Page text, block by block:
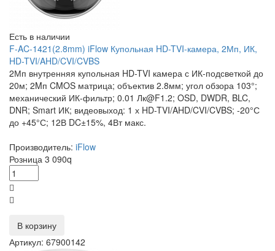
Есть в наличии
F-AC-1421(2.8mm) iFlow Купольная HD-TVI-камера, 2Мп, ИК,
HD-TVI/AHD/CVI/CVBS
2Мп внутренняя купольная HD-TVI камера с ИК-подсветкой до
20м; 2Mп CMOS матрица; объектив 2.8мм; угол обзора 103°;
механический ИК-фильтр; 0.01 Лк@F1.2; OSD, DWDR, BLC,
DNR; Smart ИК; видеовыход: 1 х HD-TVI/AHD/CVI/CVBS; -20°С
до +45°С; 12В DC±15%, 4Вт макс.
Производитель: iFlow
Розница 3 090q
В корзину
Артикул: 67900142